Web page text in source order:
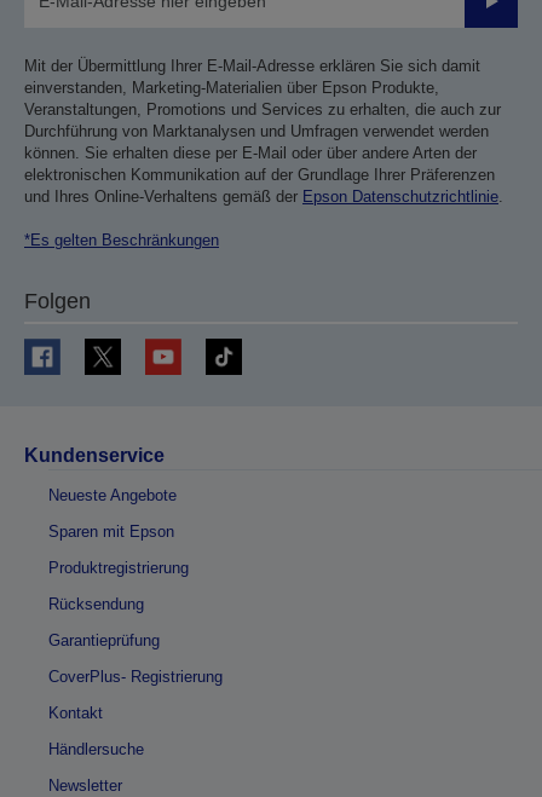
Mit der Übermittlung Ihrer E-Mail-Adresse erklären Sie sich damit
einverstanden, Marketing-Materialien über Epson Produkte,
Veranstaltungen, Promotions und Services zu erhalten, die auch zur
Durchführung von Marktanalysen und Umfragen verwendet werden
können. Sie erhalten diese per E-Mail oder über andere Arten der
elektronischen Kommunikation auf der Grundlage Ihrer Präferenzen
und Ihres Online-Verhaltens gemäß der Epson Datenschutzrichtlinie.
*Es gelten Beschränkungen
Folgen
Kundenservice
Neueste Angebote
Sparen mit Epson
Produktregistrierung
Rücksendung
Garantieprüfung
CoverPlus- Registrierung
Kontakt
Händlersuche
Newsletter